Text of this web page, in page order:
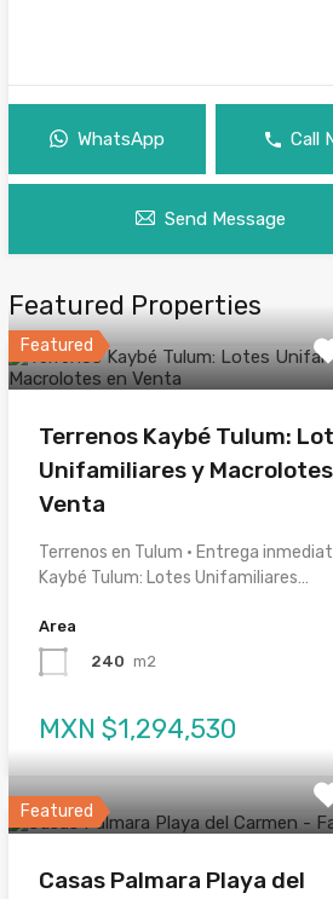
WhatsApp Call
Send Message
Featured Properties
Featured
Terrenos Kaybé Tulum:
Unifamiliares y
Venta
Terrenos en Tulum · Entrega
Kaybé Tulum: Lotes Unifamiliares…
Area
240 m2
MXN $1,294,530
Featured
Casas Palmara Playa del